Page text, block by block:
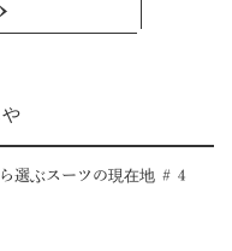
選ぶスーツの現在地 ＃４